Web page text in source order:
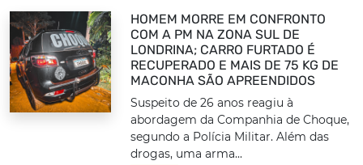
HOMEM MORRE EM CONFRONTO
COM A PM NA ZONA SUL DE
LONDRINA; CARRO FURTADO É
RECUPERADO E MAIS DE 75 KG DE
MACONHA SÃO APREENDIDOS
Suspeito de 26 anos reagiu à
abordagem da Companhia de Choque,
segundo a Polícia Militar. Além das
drogas, uma arma...